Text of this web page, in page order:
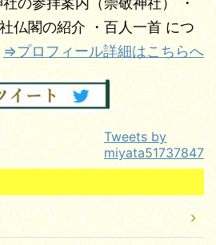
仏閣の紹介 ・百人一首 につ
⇒プロフィール詳細はこちらへ
Tweets by
miyata51737847